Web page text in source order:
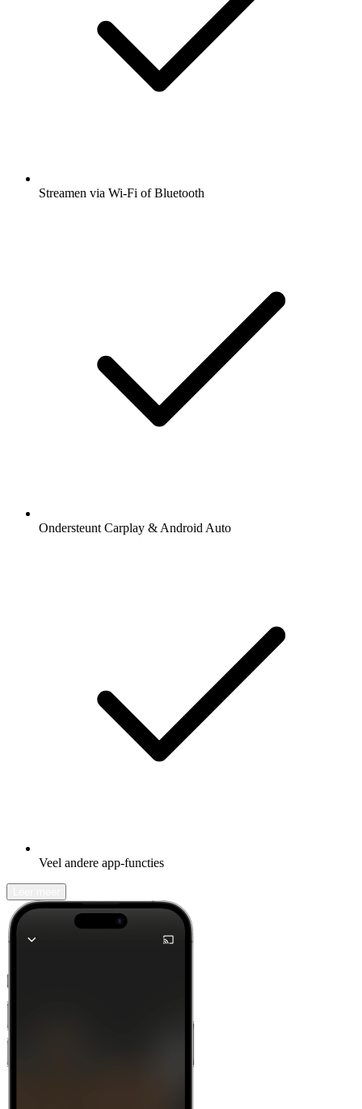
Streamen via Wi-Fi of Bluetooth
Ondersteunt Carplay & Android Auto
Veel andere app-functies